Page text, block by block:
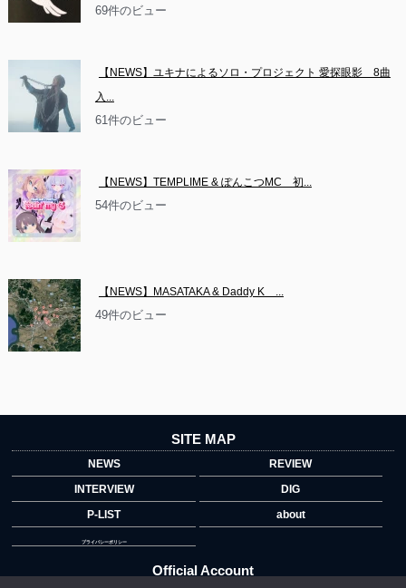
69件のビュー
【NEWS】ユキナによるソロ・プロジェクト 愛探眼影　8曲
入...
61件のビュー
【NEWS】TEMPLIME & ぽんこつMC　初...
54件のビュー
【NEWS】MASATAKA & Daddy K　...
49件のビュー
SITE MAP
NEWS
REVIEW
INTERVIEW
DIG
P-LIST
about
プライバシーポリシー
Official Account